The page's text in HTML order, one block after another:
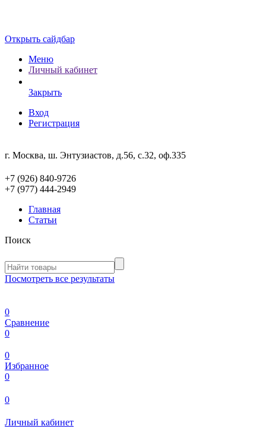
Открыть сайдбар
Меню
Личный кабинет
Закрыть
Вход
Регистрация
г. Москва, ш. Энтузиастов, д.56, с.32, оф.335
+7 (926) 840-9726
+7 (977) 444-2949
Главная
Статьи
Поиск
Посмотреть все результаты
0
Сравнение
0
0
Избранное
0
0
Личный кабинет